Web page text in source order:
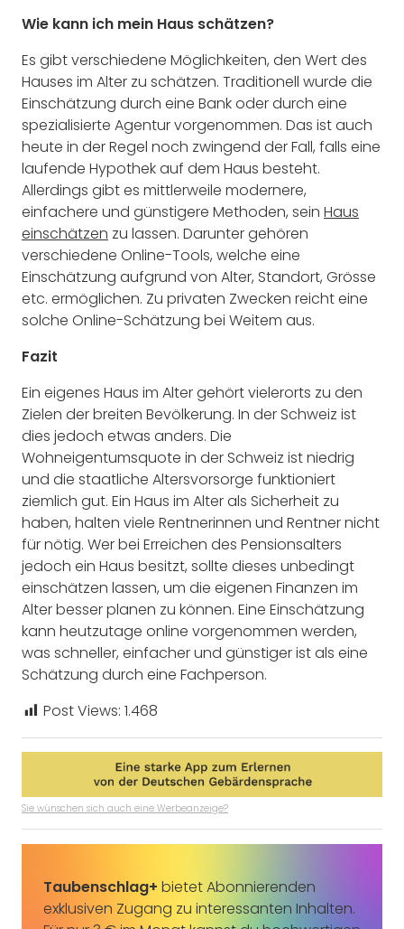
Wie kann ich mein Haus schätzen?
Es gibt verschiedene Möglichkeiten, den Wert des
Hauses im Alter zu schätzen. Traditionell wurde die
Einschätzung durch eine Bank oder durch eine
spezialisierte Agentur vorgenommen. Das ist auch
heute in der Regel noch zwingend der Fall, falls eine
laufende Hypothek auf dem Haus besteht.
Allerdings gibt es mittlerweile modernere,
einfachere und günstigere Methoden, sein Haus
einschätzen zu lassen. Darunter gehören
verschiedene Online-Tools, welche eine
Einschätzung aufgrund von Alter, Standort, Grösse
etc. ermöglichen. Zu privaten Zwecken reicht eine
solche Online-Schätzung bei Weitem aus.
Fazit
Ein eigenes Haus im Alter gehört vielerorts zu den
Zielen der breiten Bevölkerung. In der Schweiz ist
dies jedoch etwas anders. Die
Wohneigentumsquote in der Schweiz ist niedrig
und die staatliche Altersvorsorge funktioniert
ziemlich gut. Ein Haus im Alter als Sicherheit zu
haben, halten viele Rentnerinnen und Rentner nicht
für nötig. Wer bei Erreichen des Pensionsalters
jedoch ein Haus besitzt, sollte dieses unbedingt
einschätzen lassen, um die eigenen Finanzen im
Alter besser planen zu können. Eine Einschätzung
kann heutzutage online vorgenommen werden,
was schneller, einfacher und günstiger ist als eine
Schätzung durch eine Fachperson.
Post Views: 1.468
Sie wünschen sich auch eine Werbeanzeige?
Taubenschlag+ bietet Abonnierenden
exklusiven Zugang zu interessanten Inhalten.